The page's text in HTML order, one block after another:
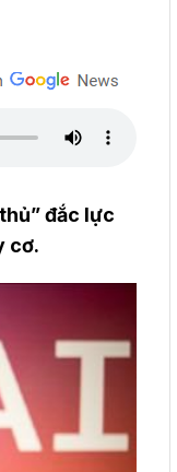
đắc lực
cơ.